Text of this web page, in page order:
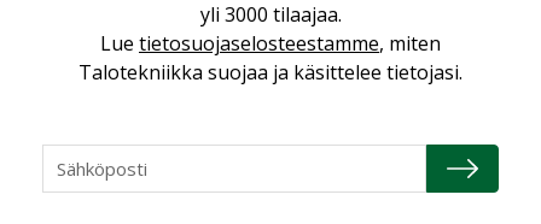
Puheista tekoihin – uusin teknologia
yli 3000 tilaajaa.
Lue tietosuojaselosteestamme, miten
Talotekniikka suojaa ja käsittelee tietojasi.